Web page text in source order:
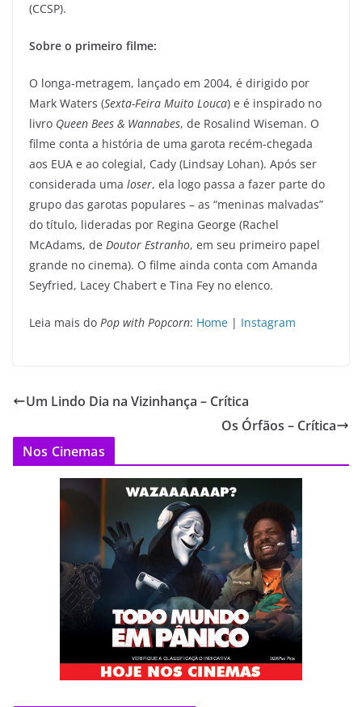
(CCSP).
Sobre o primeiro filme:
O longa-metragem, lançado em 2004, é dirigido por
Mark Waters (Sexta-Feira Muito Louca) e é inspirado no
livro Queen Bees & Wannabes, de Rosalind Wiseman. O
filme conta a história de uma garota recém-chegada
aos EUA e ao colegial, Cady (Lindsay Lohan). Após ser
considerada uma loser, ela logo passa a fazer parte do
grupo das garotas populares – as “meninas malvadas”
do título, lideradas por Regina George (Rachel
McAdams, de Doutor Estranho, em seu primeiro papel
grande no cinema). O filme ainda conta com Amanda
Seyfried, Lacey Chabert e Tina Fey no elenco.
Leia mais do Pop with Popcorn: Home | Instagram
Um Lindo Dia na Vizinhança – Crítica
Os Órfãos – Crítica
Nos Cinemas